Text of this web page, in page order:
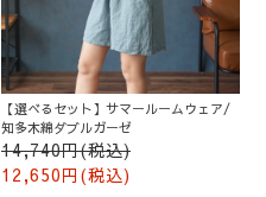
【選べるセット】サマールームウェア/
知多木綿ダブルガーゼ
14,740円(税込)
12,650円(税込)